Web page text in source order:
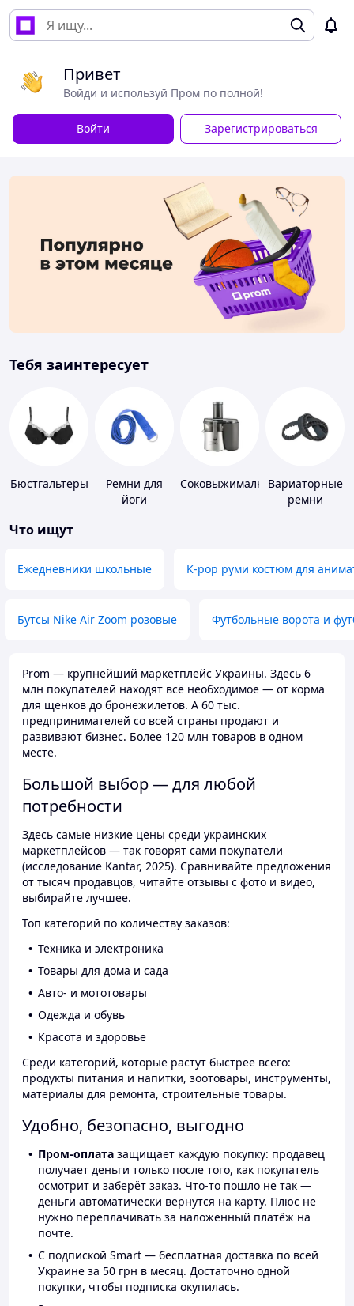
Привет
Войди и используй Пром по полной!
Войти Зарегистрироваться
Тебя заинтересует
Бюстгальтеры
Ремни для
йоги
СоковыжималкиВариаторные
ремни
Что ищут
Ежедневники школьные K-pop руми костюм для
Бутсы Nike Air Zoom розовые Футбольные ворота и
Prom — крупнейший маркетплейс Украины. Здесь 6
млн покупателей находят всё необходимое — от корма
для щенков до бронежилетов. А 60 тыс.
предпринимателей со всей страны продают и
развивают бизнес. Более 120 млн товаров в одном
месте.
Большой выбор — для любой
потребности
Здесь самые низкие цены среди украинских
маркетплейсов — так говорят сами покупатели
(исследование Kantar, 2025). Сравнивайте предложения
от тысяч продавцов, читайте отзывы с фото и видео,
выбирайте лучшее.
Топ категорий по количеству заказов:
Техника и электроника
Товары для дома и сада
Авто- и мототовары
Одежда и обувь
Красота и здоровье
Среди категорий, которые растут быстрее всего:
продукты питания и напитки, зоотовары, инструменты,
материалы для ремонта, строительные товары.
Удобно, безопасно, выгодно
Пром-оплата защищает каждую покупку: продавец
получает деньги только после того, как покупатель
осмотрит и заберёт заказ. Что-то пошло не так —
деньги автоматически вернутся на карту. Плюс не
нужно переплачивать за наложенный платёж на
почте.
С подпиской Smart — бесплатная доставка по всей
Украине за 50 грн в месяц. Достаточно одной
покупки, чтобы подписка окупилась.